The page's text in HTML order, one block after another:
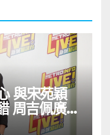
與宋苑穎
周吉佩廣州